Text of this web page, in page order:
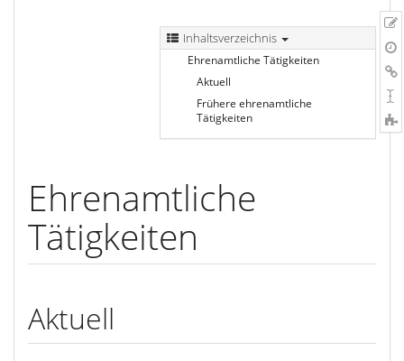
Inhaltsverzeichnis
Ehrenamtliche Tätigkeiten
Aktuell
Frühere ehrenamtliche
Tätigkeiten
Ehrenamtliche
Tätigkeiten
Aktuell